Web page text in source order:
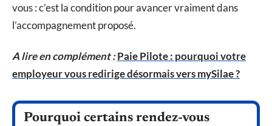
vous : c’est la condition pour avancer vraiment dans
l’accompagnement proposé.
A lire en complément :Paie Pilote : pourquoi votre
employeur vous redirige désormais vers mySilae ?
Pourquoi certains rendez-vous